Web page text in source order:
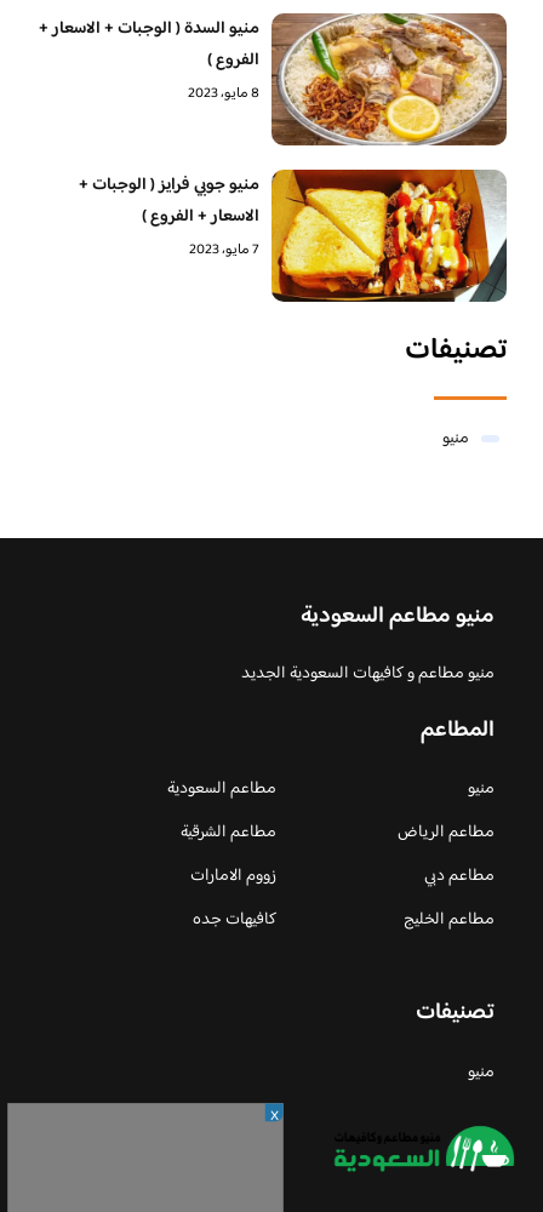
منيو السدة ( الوجبات + الاسعار +
الفروع )
8 مايو، 2023
منيو جوبي فرايز ( الوجبات +
الاسعار + الفروع )
7 مايو، 2023
تصنيفات
منيو
منيو مطاعم السعودية
منيو مطاعم و كافيهات السعودية الجديد
المطاعم
منيو
مطاعم السعودية
مطاعم الرياض
مطاعم الشرقية
مطاعم دبي
زووم الامارات
مطاعم الخليج
كافيهات جده
تصنيفات
منيو
X